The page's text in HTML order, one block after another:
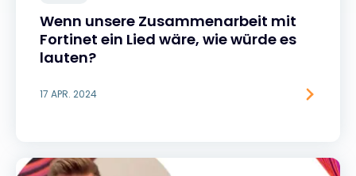
Wenn unsere Zusammenarbeit mit
Fortinet ein Lied wäre, wie würde es
lauten?
17 APR. 2024